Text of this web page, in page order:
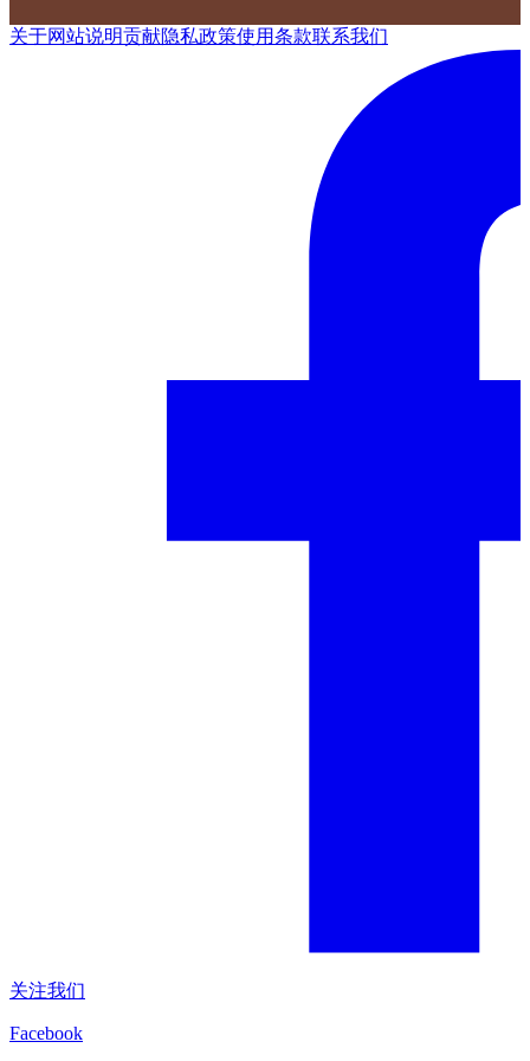
关于网站说明贡献隐私政策使用条款联系我们
关注我们
Facebook